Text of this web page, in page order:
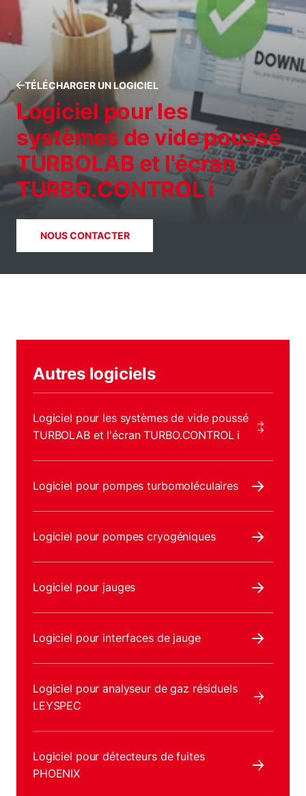
TÉLÉCHARGER UN LOGICIEL
Logiciel pour les
systèmes de vide poussé
TURBOLAB et l'écran
TURBO.CONTROL i
NOUS CONTACTER
Autres logiciels
Logiciel pour les systèmes de vide poussé
TURBOLAB et l'écran TURBO.CONTROL i
Logiciel pour pompes turbomoléculaires
Logiciel pour pompes cryogéniques
Logiciel pour jauges
Logiciel pour interfaces de jauge
Logiciel pour analyseur de gaz résiduels
LEYSPEC
Logiciel pour détecteurs de fuites
PHOENIX